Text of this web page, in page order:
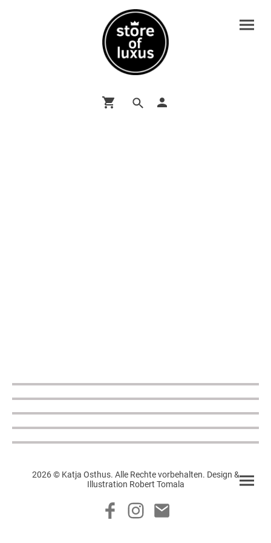
2026 © Katja Osthus. Alle Rechte vorbehalten. Design &
Illustration Robert Tomala